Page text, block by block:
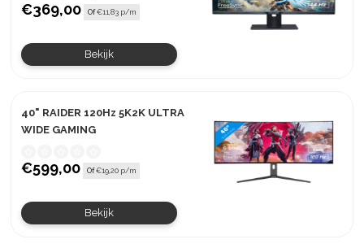
€369,00 Of€11,83 p/m
Bekijk
40" RAIDER 120Hz 5K2K ULTRA
WIDE GAMING
€599,00 Of€19,20 p/m
Bekijk